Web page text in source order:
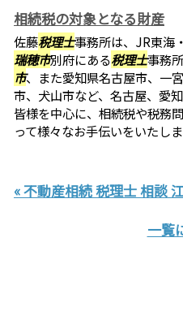
相続税の対象となる財産
佐藤税理士事務所は、JR東海
瑞穂市別府にある税理士事務
市、また愛知県名古屋市、一
市、犬山市など、名古屋、愛
皆様を中心に、相続税や税務
って様々なお手伝いをいたし
« 不動産相続 税理士 相談
一覧